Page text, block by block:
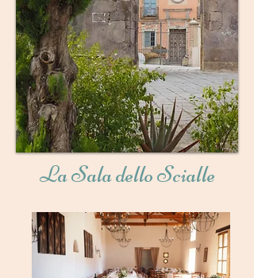
La Sala dello Scialle